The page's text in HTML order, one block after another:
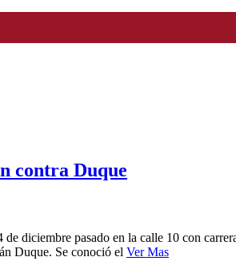
contra Duque
diciembre pasado en la calle 10 con
Duque. Se conoció el Ver Mas